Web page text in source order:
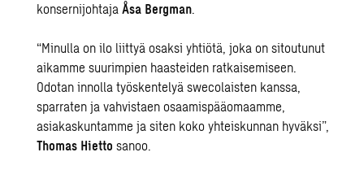
konsernijohtajaÅsa Bergman.
“Minulla on ilo liittyä osaksi yhtiötä, joka on sitoutunut
aikamme suurimpien haasteiden ratkaisemiseen.
Odotan innolla työskentelyä swecolaisten kanssa,
sparraten ja vahvistaen osaamispääomaamme,
asiakaskuntamme ja siten koko yhteiskunnan hyväksi”,
Thomas Hietto sanoo.